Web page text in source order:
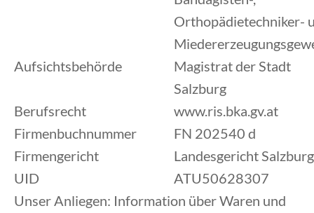
Unser Anliegen: Information über Waren und
Orthopädietechniker-
Aufsichtsbehörde
Magistrat der Stadt
Salzburg
Berufsrecht
www.ris.bka.gv.at
Firmenbuchnummer
FN 202540 d
Firmengericht
Landesgericht Salzburg
UID
ATU50628307